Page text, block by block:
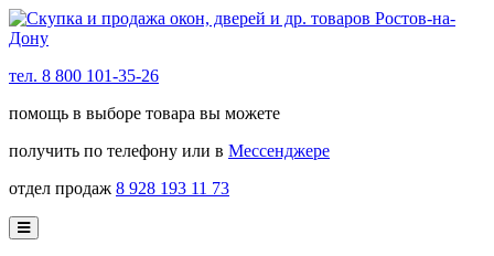
тел. 8 800 101-35-26
помощь в выборе товара вы можете
получить по телефону или в Мессенджере
отдел продаж 8 928 193 11 73